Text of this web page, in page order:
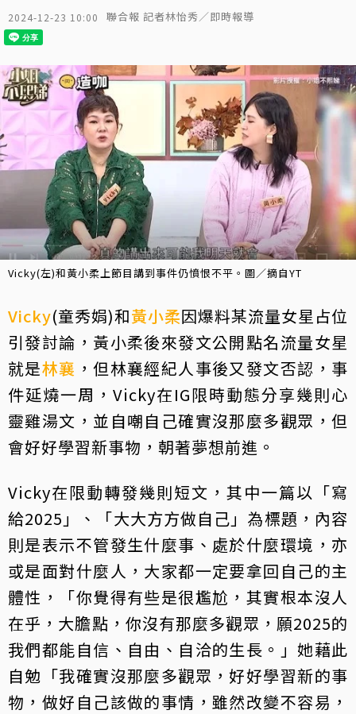
2024-12-23 10:00 聯合報 記者林怡秀／即時報導
Vicky(左)和黃小柔上節目講到事件仍憤恨不平。圖／摘自YT
Vicky(童秀娟)和黃小柔因爆料某流量女星占位
引發討論，黃小柔後來發文公開點名流量女星
就是林襄 ，但林襄經紀人事後又發文否認，事
件延燒一周，Vicky在IG限時動態分享幾則心
靈雞湯文，並自嘲自己確實沒那麼多觀眾，但
會好好學習新事物，朝著夢想前進。
Vicky在限動轉發幾則短文，其中一篇以「寫
給2025」、「大大方方做自己」為標題，內容
則是表示不管發生什麼事、處於什麼環境，亦
或是面對什麼人，大家都一定要拿回自己的主
體性，「你覺得有些是很尷尬，其實根本沒人
在乎，大膽點，你沒有那麼多觀眾，願2025的
我們都能自信、自由、自洽的生長。」她藉此
自勉「我確實沒那麼多觀眾，好好學習新的事
物，做好自己該做的事情，雖然改變不容易，